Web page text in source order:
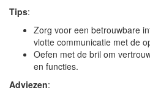
Tips:
Zorg voor een betrouwbare
vlotte communicatie met de
Oefen met de bril om
en functies.
Adviezen: